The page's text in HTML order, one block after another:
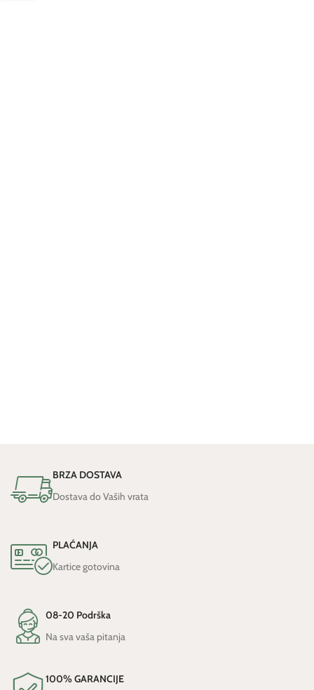
BRZA DOSTAVA
Dostava do Vaših vrata
PLAĆANJA
Kartice gotovina
08-20 Podrška
Na sva vaša pitanja
100% GARANCIJE